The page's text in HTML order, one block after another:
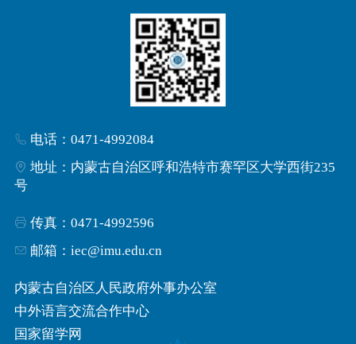
电话：0471-4992084
地址：内蒙古自治区呼和浩特市赛罕区大学西街235
号
传真：0471-4992596
邮箱：iec@imu.edu.cn
内蒙古自治区人民政府外事办公室
中外语言交流合作中心
国家留学网